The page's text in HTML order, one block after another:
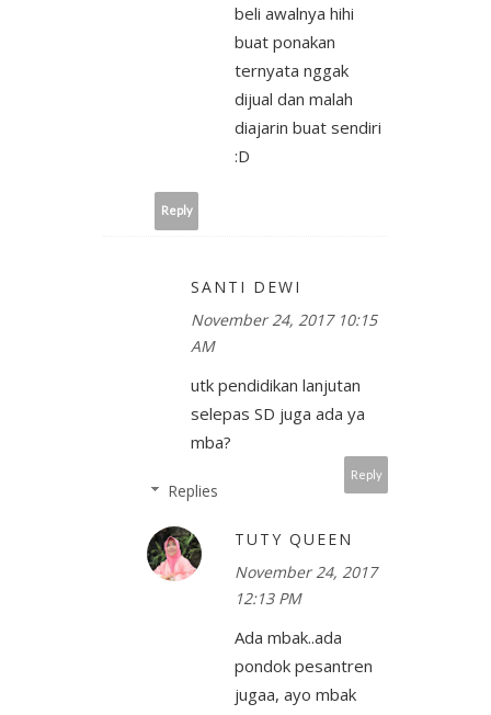
beli awalnya hihi
buat ponakan
ternyata nggak
dijual dan malah
diajarin buat sendiri
:D
Reply
SANTI DEWI
November 24, 2017 10:15
AM
utk pendidikan lanjutan
selepas SD juga ada ya
mba?
Reply
Replies
TUTY QUEEN
November 24, 2017
12:13 PM
Ada mbak..ada
pondok pesantren
jugaa, ayo mbak